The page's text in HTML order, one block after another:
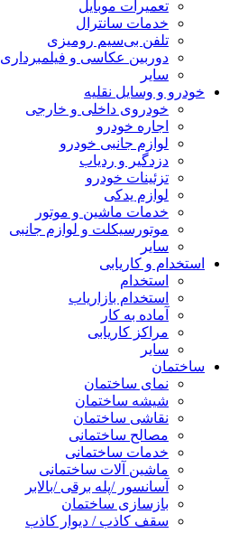
تعمیرات موبایل
خدمات سانترال
تلفن بی‌سیم رومیزی
دوربین عکاسی و فیلمبرداری
سایر
خودرو و وسایل نقلیه
خودروی داخلی و خارجی
اجاره خودرو
لوازم جانبی خودرو
دزدگیر و ردیاب
تزئینات خودرو
لوازم یدکی
خدمات ماشین و موتور
موتورسیکلت و لوازم جانبی
سایر
استخدام و کاریابی
استخدام
استخدام بازاریاب
آماده به کار
مراکز کاریابی
سایر
ساختمان
نمای ساختمان
شیشه ساختمان
نقاشی ساختمان
مصالح ساختمانی
خدمات ساختمانی
ماشین آلات ساختمانی
آسانسور /پله برقی /بالابر
بازسازی ساختمان
سقف کاذب / دیوار کاذب